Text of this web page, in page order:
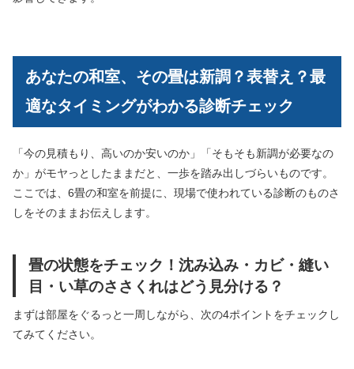
あなたの和室、その畳は新調？表替え？最
適なタイミングがわかる診断チェック
「今の見積もり、高いのか安いのか」「そもそも新調が必要なの
か」がモヤっとしたままだと、一歩を踏み出しづらいものです。
ここでは、6畳の和室を前提に、現場で使われている診断のものさ
しをそのままお伝えします。
畳の状態をチェック！沈み込み・カビ・縫い
目・い草のささくれはどう見分ける？
まずは部屋をぐるっと一周しながら、次の4ポイントをチェックし
てみてください。